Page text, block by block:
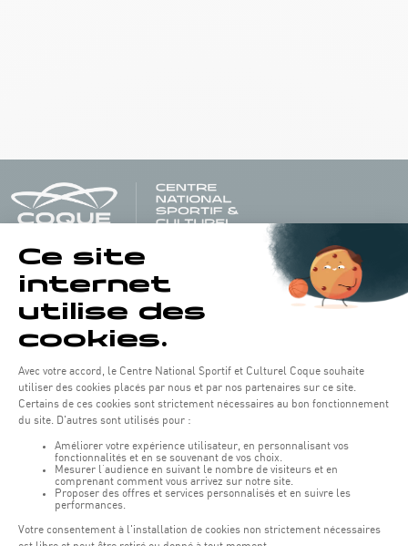
Öffnungszeiten von the Coque:
Montag - Freitag : 06:30 - 22:00 Uhr
Wochenende: 07:30 - 19:00 Uhr
Zugriff:
COQUE • 2, rue Léon Hengen, Luxembourg (L-1745)
Öffentliche Verkehrsmittel: Tram station "Coque"